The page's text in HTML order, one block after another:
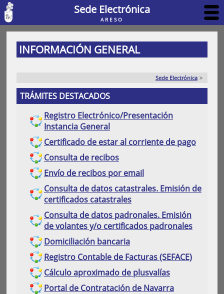
Sede Electrónica
ARESO
INFORMACIÓN GENERAL
Sede Electrónica >
TRÁMITES DESTACADOS
Registro Electrónico/Presentación
Instancia General
Certificado de estar al corriente de pago
Consulta de recibos
Envío de recibos por email
Consulta de datos catastrales. Emisión de
certificados catastrales
Consulta de datos padronales. Emisión
de volantes y/o certificados padronales
Domiciliación bancaria
Registro Contable de Facturas (SEFACE)
Cálculo aproximado de plusvalías
Portal de Contratación de Navarra